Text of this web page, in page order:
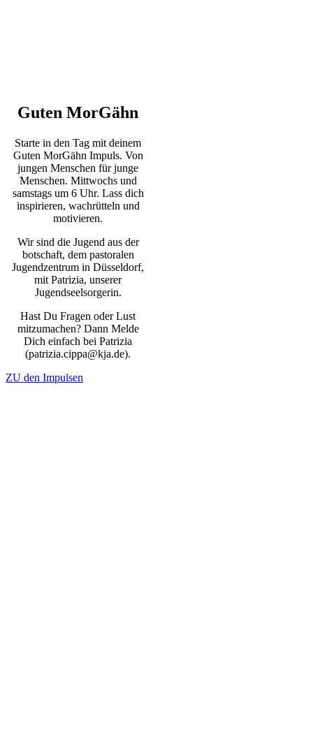
Guten MorGähn
Starte in den Tag mit deinem
Guten MorGähn Impuls. Von
jungen Menschen für junge
Menschen. Mittwochs und
samstags um 6 Uhr. Lass dich
inspirieren, wachrütteln und
motivieren.
Wir sind die Jugend aus der
botschaft, dem pastoralen
Jugendzentrum in Düsseldorf,
mit Patrizia, unserer
Jugendseelsorgerin.
Hast Du Fragen oder Lust
mitzumachen? Dann Melde
Dich einfach bei Patrizia
(patrizia.cippa@kja.de).
ZU den Impulsen